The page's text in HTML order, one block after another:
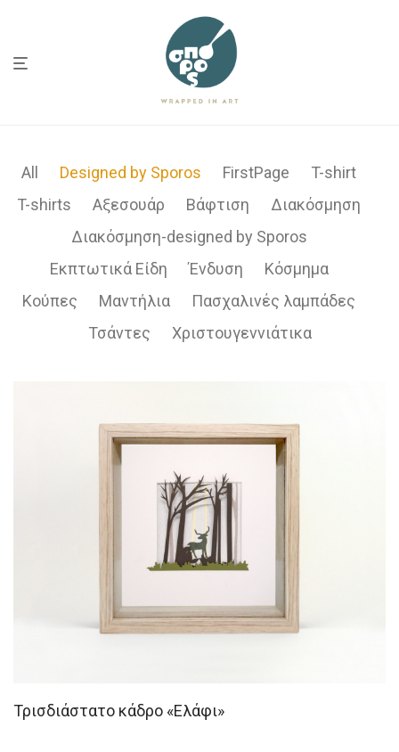
All Designed by Sporos FirstPage
T-shirt
T-shirts
Αξεσουάρ Βάφτιση
Διακόσμηση
Διακόσμηση-designed by Sporos
Εκπτωτικά Είδη
Ένδυση
Κόσμημα
Κούπες
Μαντήλια
Πασχαλινές λαμπάδες
Τσάντες
Χριστουγεννιάτικα
Τρισδιάστατο κάδρο «Ελάφι»